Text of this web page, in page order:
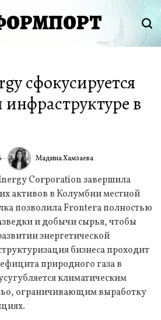
сфокусируется
в
ИА Мадина Хамзаева
Corporation завершила
активов в Колумбии местной
позволила Frontera полностью
и добычи сырья, чтобы
энергетической
бизнеса проходит
природного газа в
климатическим
ограничивающим выработку